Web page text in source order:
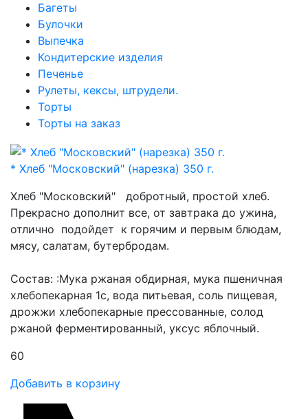
Багеты
Булочки
Выпечка
Кондитерские изделия
Печенье
Рулеты, кексы, штрудели.
Торты
Торты на заказ
* Хлеб "Московский" (нарезка) 350 г.
Хлеб "Московский" добротный, простой хлеб.
Прекрасно дополнит все, от завтрака до ужина,
отлично подойдет к горячим и первым блюдам,
мясу, салатам, бутербродам.
Состав: :Мука ржаная обдирная, мука пшеничная
хлебопекарная 1с, вода питьевая, соль пищевая,
дрожжи хлебопекарные прессованные, солод
ржаной ферментированный, уксус яблочный.
60
Добавить в корзину